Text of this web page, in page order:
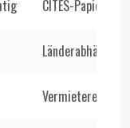
CITES-Papiere
Länderabhängige